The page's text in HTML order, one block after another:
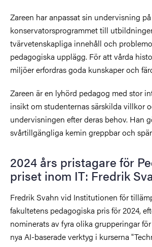
Zareen har anpassat sin undervisning på
konservatorsprogrammet till
tvärvetenskapliga innehåll och
pedagogiska upplägg. För att vårda
miljöer erfordras goda kunskaper och
Zareen är en lyhörd pedagog med stor
insikt om studenternas särskilda villkor
undervisningen efter deras behov. Han
svårtillgängliga kemin greppbar och
2024 års pristagare för
priset inom IT: Fredrik
Fredrik Svahn vid Institutionen för
fakultetens pedagogiska pris för 2024,
nominerats av fyra olika grupperingar
nya AI-baserade verktyg i kurserna